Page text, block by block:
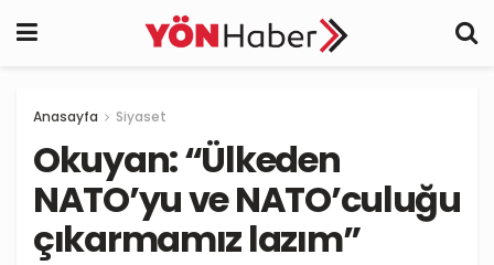
Anasayfa Siyaset
Okuyan: “Ülkeden
NATO’yu ve NATO’culuğu
çıkarmamız lazım”